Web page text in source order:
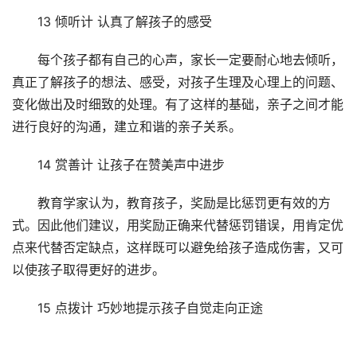
13 倾听计 认真了解孩子的感受
每个孩子都有自己的心声，家长一定要耐心地去倾听，
真正了解孩子的想法、感受，对孩子生理及心理上的问题、
变化做出及时细致的处理。有了这样的基础，亲子之间才能
进行良好的沟通，建立和谐的亲子关系。
14 赏善计 让孩子在赞美声中进步
教育学家认为，教育孩子，奖励是比惩罚更有效的方
式。因此他们建议，用奖励正确来代替惩罚错误，用肯定优
点来代替否定缺点，这样既可以避免给孩子造成伤害，又可
以使孩子取得更好的进步。
15 点拨计 巧妙地提示孩子自觉走向正途